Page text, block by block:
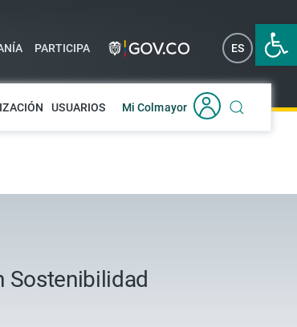
Abrir
PARTICIPA ES EN
USUARIOS Mi Colmayor
Sostenibilidad